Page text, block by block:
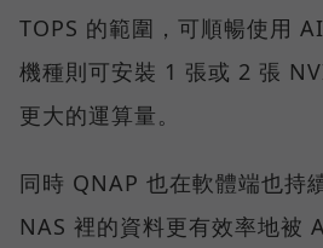
TOPS 的範圍，可順暢使用
機種則可安裝 1 張或 2 張
更大的運算量。
同時 QNAP 也在軟體端也持
NAS 裡的資料更有效率地被